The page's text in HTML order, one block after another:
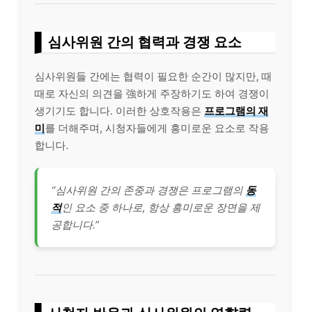
심사위원 간의 협력과 경쟁 요소
심사위원들 간에는 협력이 필요한 순간이 많지만, 때
때로 자신의 의견을 強하게 주장하기도 하여 경쟁이
생기기도 합니다. 이러한 상호작용은 프로그램의 재
미를 더해주며, 시청자들에게 흥미로운 요소로 작용
합니다.
“심사위원 간의 존중과 경쟁은 프로그램의 동
적인 요소 중 하나로, 항상 흥미로운 장면을 제
공합니다.”